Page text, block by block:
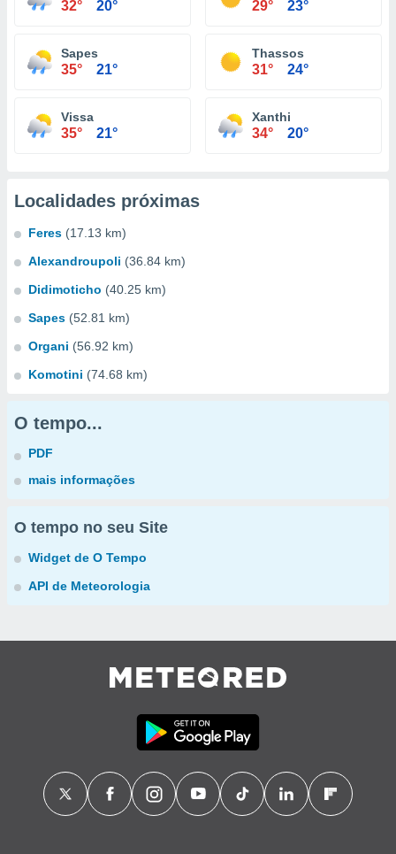
32° 20° 29° 23°
Sapes
35° 21°
Thassos
31° 24°
Vissa
35° 21°
Xanthi
34° 20°
Localidades próximas
Feres (17.13 km)
Alexandroupoli (36.84 km)
Didimoticho (40.25 km)
Sapes (52.81 km)
Organi (56.92 km)
Komotini (74.68 km)
O tempo...
PDF
mais informações
O tempo no seu Site
Widget de O Tempo
API de Meteorologia